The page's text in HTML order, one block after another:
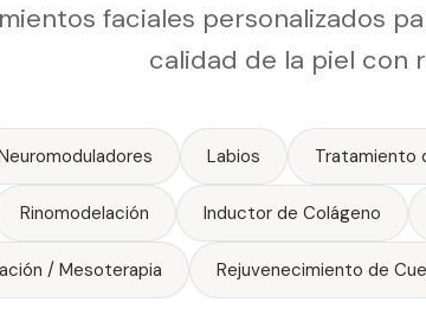
faciales personalizados
calidad de la piel con
Labios Tratamiento
Rinomodelación Inductor de Colágeno
/ Mesoterapia Rejuvenecimiento de